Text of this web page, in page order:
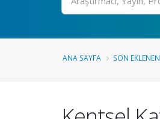
ANA SAYFA SON